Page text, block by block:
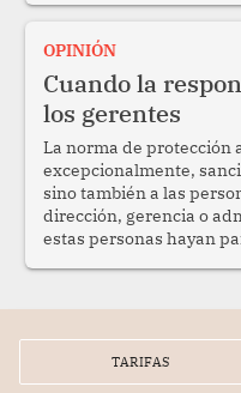
una imagen de
social y gobernabilidad.
OPINIÓN
Cuando la
los gerentes
La norma de protección
excepcionalmente,
sino también a las
dirección, gerencia o
estas personas hayan
Indecopi sancionó al
realización de un meet
TARIFAS